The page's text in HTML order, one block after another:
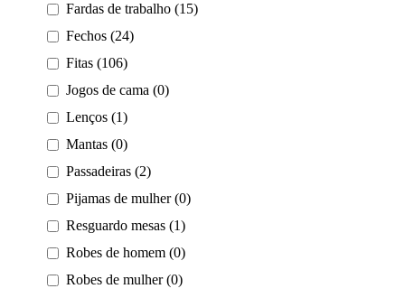
Fardas de trabalho (15)
Fechos (24)
Fitas (106)
Jogos de cama (0)
Lenços (1)
Mantas (0)
Passadeiras (2)
Pijamas de mulher (0)
Resguardo mesas (1)
Robes de homem (0)
Robes de mulher (0)